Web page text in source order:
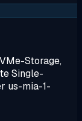
Storage,
Single-
us-mia-1-